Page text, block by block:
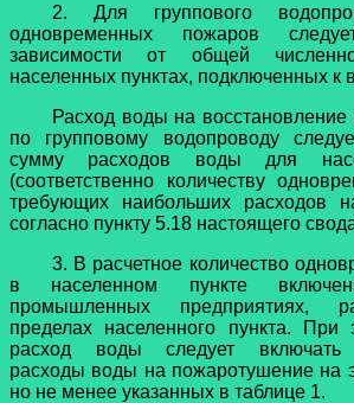
2. Для группового
одновременных пожаров
зависимости от общей
населенных пунктах, подключенных к
Расход воды на
по групповому водопроводу
сумму расходов воды для
(соответственно количеству
требующих наибольших расходов
согласно пункту 5.18 настоящего
3. В расчетное количество
в населенном пункте
промышленных предприятиях,
пределах населенного пункта. При
расход воды следует включать
расходы воды на пожаротушение на
но не менее указанных в таблице 1.